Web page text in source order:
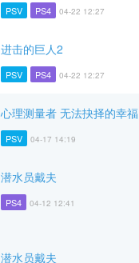
PSV PS4 04-22 12:27
进击的巨人2
PSV PS4 04-22 12:27
心理测量者 无法抉择的幸福
PSV 04-17 14:19
潜水员戴夫
PS4 04-12 12:41
潜水员戴夫